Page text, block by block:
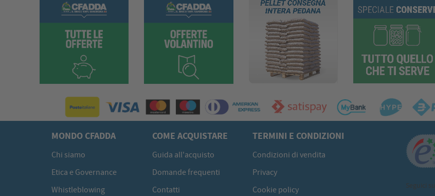
MONDO CFADDA
Chi siamo
Etica e Governance
Whistleblowing
COME ACQUISTARE
Guida all'acquisto
Domande frequenti
Contatti
TERMINI E CONDIZIONI
Condizioni di vendita
Privacy
Cookie policy
Seguici su